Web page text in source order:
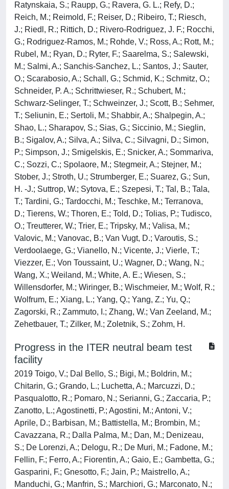
Ratynskaia, S.; Raupp, G.; Ravera, G. L.; Refy, D.;
Reich, M.; Reimold, F.; Reiser, D.; Ribeiro, T.; Riesch,
J.; Riedl, R.; Rittich, D.; Rivero-Rodriguez, J. F.; Rocchi,
G.; Rodriguez-Ramos, M.; Rohde, V.; Ross, A.; Rott, M.;
Rubel, M.; Ryan, D.; Ryter, F.; Saarelma, S.; Salewski,
M.; Salmi, A.; Sanchis-Sanchez, L.; Santos, J.; Sauter,
O.; Scarabosio, A.; Schall, G.; Schmid, K.; Schmitz, O.;
Schneider, P. A.; Schrittwieser, R.; Schubert, M.;
Schwarz-Selinger, T.; Schweinzer, J.; Scott, B.; Sehmer,
T.; Seliunin, E.; Sertoli, M.; Shabbir, A.; Shalpegin, A.;
Shao, L.; Sharapov, S.; Sias, G.; Siccinio, M.; Sieglin,
B.; Sigalov, A.; Silva, A.; Silva, C.; Silvagni, D.; Simon,
P.; Simpson, J.; Smigelskis, E.; Snicker, A.; Sommariva,
C.; Sozzi, C.; Spolaore, M.; Stegmeir, A.; Stejner, M.;
Stober, J.; Stroth, U.; Strumberger, E.; Suarez, G.; Sun,
H. -J.; Suttrop, W.; Sytova, E.; Szepesi, T.; Tal, B.; Tala,
T.; Tardini, G.; Tardocchi, M.; Teschke, M.; Terranova,
D.; Tierens, W.; Thoren, E.; Told, D.; Tolias, P.; Tudisco,
O.; Treutterer, W.; Trier, E.; Tripsky, M.; Valisa, M.;
Valovic, M.; Vanovac, B.; Van Vugt, D.; Varoutis, S.;
Verdoolaege, G.; Vianello, N.; Vicente, J.; Vierle, T.;
Viezzer, E.; Von Toussaint, U.; Wagner, D.; Wang, N.;
Wang, X.; Weiland, M.; White, A. E.; Wiesen, S.;
Willensdorfer, M.; Wiringer, B.; Wischmeier, M.; Wolf, R.;
Wolfrum, E.; Xiang, L.; Yang, Q.; Yang, Z.; Yu, Q.;
Zagorski, R.; Zammuto, I.; Zhang, W.; Van Zeeland, M.;
Zehetbauer, T.; Zilker, M.; Zoletnik, S.; Zohm, H.
Progress in the ITER neutral beam test
facility
2019 Toigo, V.; Dal Bello, S.; Bigi, M.; Boldrin, M.;
Chitarin, G.; Grando, L.; Luchetta, A.; Marcuzzi, D.;
Pasqualotto, R.; Pomaro, N.; Serianni, G.; Zaccaria, P.;
Zanotto, L.; Agostinetti, P.; Agostini, M.; Antoni, V.;
Aprile, D.; Barbisan, M.; Battistella, M.; Brombin, M.;
Cavazzana, R.; Dalla Palma, M.; Dan, M.; Denizeau,
S.; De Lorenzi, A.; Delogu, R.; De Muri, M.; Fadone, M.;
Fellin, F.; Ferro, A.; Fiorentin, A.; Gaio, E.; Gambetta, G.;
Gasparini, F.; Gnesotto, F.; Jain, P.; Maistrello, A.;
Manduchi, G.; Manfrin, S.; Marchiori, G.; Marconato, N.;